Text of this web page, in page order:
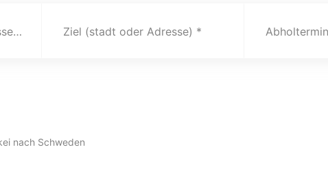
Herkunft (stadt oder Adresse) Ziel (stadt oder Adresse) Abholtermin
nach Schweden